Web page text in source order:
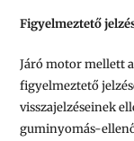
Figyelmeztető
Járó motor mellett
figyelmeztető
visszajelzéseinek
guminyomás-